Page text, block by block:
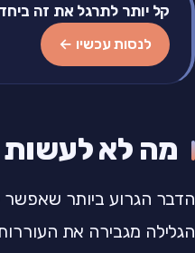
קל יותר לתרגל את זה
לנסות עכשיו ←
מה לא לעשות
הדבר הגרוע ביותר שאפשר
הגלילה מגבירה את